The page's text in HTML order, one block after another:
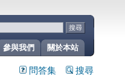
關於本站
參與我們
問答集 搜尋